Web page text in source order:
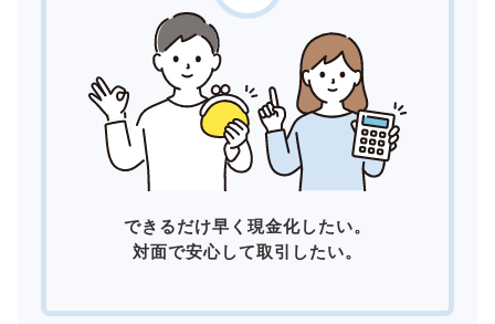
できるだけ早く現金化したい。
対面で安心して取引したい。